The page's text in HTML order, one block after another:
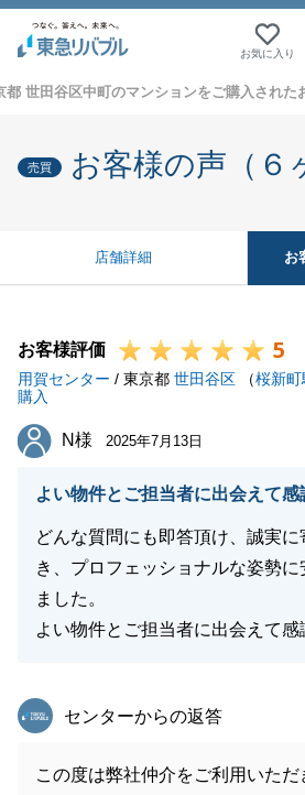
お気に入り
都 世田谷区中町のマンションをご購入された
売買 お客様の声（６
店舗詳細 お
お客様評価 5
用賀センター / 東京都 世田谷区 （桜新町
購入
N様
N様 2025年7月13日
よい物件とご担当者に出会えて
どんな質問にも即答頂け、誠実
き、プロフェッショナルな姿勢に
ました。
よい物件とご担当者に出会えて感
東急リバブル
センターからの返答
この度は弊社仲介をご利用いた